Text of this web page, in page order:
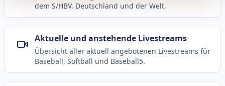
dem S/HBV, Deutschland und der Welt.
Aktuelle und anstehende Livestreams
Übersicht aller aktuell angebotenen Livestreams für
Baseball, Softball und Baseball5.
gerne an die Verbandsadresseinfo@shbvnet.de